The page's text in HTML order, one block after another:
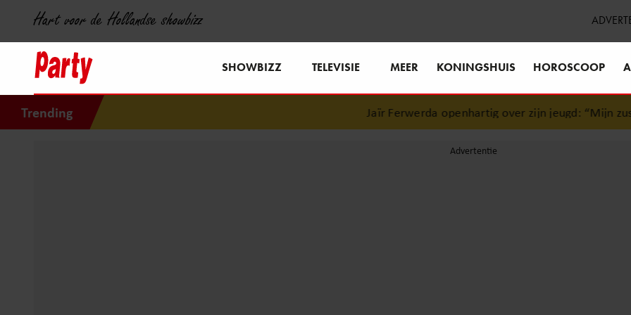
Hart voor de Hollandse showbizz
SHOWBIZZ TELEVISIE MEER KONINGSHUIS HOROSCOOP
Trending Jaïr Ferwerda openhartig over zijn jeugd: “Mijn zus